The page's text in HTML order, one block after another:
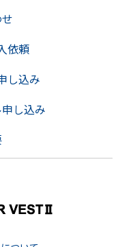
依頼
し込み
し込み